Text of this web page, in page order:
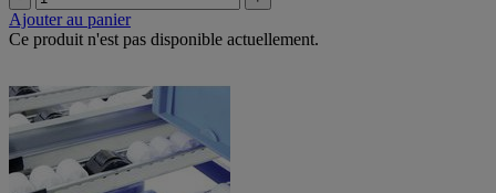
Ajouter au panier
Ce produit n'est pas disponible actuellement.